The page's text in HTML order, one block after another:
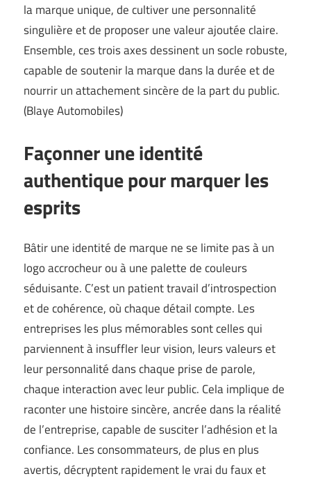
la marque unique, de cultiver une personnalité
singulière et de proposer une valeur ajoutée claire.
Ensemble, ces trois axes dessinent un socle robuste,
capable de soutenir la marque dans la durée et de
nourrir un attachement sincère de la part du public.
(Blaye Automobiles)
Façonner une identité
authentique pour marquer les
esprits
Bâtir une identité de marque ne se limite pas à un
logo accrocheur ou à une palette de couleurs
séduisante. C’est un patient travail d’introspection
et de cohérence, où chaque détail compte. Les
entreprises les plus mémorables sont celles qui
parviennent à insuffler leur vision, leurs valeurs et
leur personnalité dans chaque prise de parole,
chaque interaction avec leur public. Cela implique de
raconter une histoire sincère, ancrée dans la réalité
de l’entreprise, capable de susciter l’adhésion et la
confiance. Les consommateurs, de plus en plus
avertis, décryptent rapidement le vrai du faux et